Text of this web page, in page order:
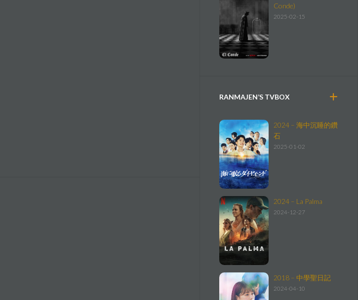
Conde)
2025-02-15
RANMAJEN’S TVBOX
2024 – 海中沉睡的鑽
石
2025-01-02
2024 – La Palma
2024-12-27
2018 – 中學聖日記
2024-04-10